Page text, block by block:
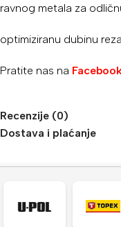
ravnog metala za
optimiziranu dubinu
Pratite nas na
Recenzije (0)
Dostava i plaćanje